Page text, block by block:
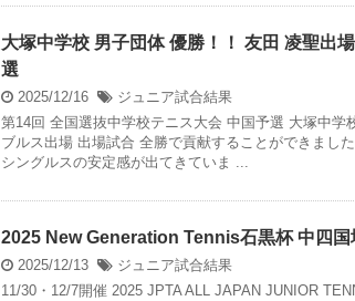
大塚中学校 男子団体 優勝！！ 友田 凌聖出
選
2025/12/16
ジュニア試合結果
第14回 全国選抜中学校テニス大会 中国予選 大塚中学
ブルス出場 出場試合 全勝で貢献することができまし
シングルスの安定感が出てきていま ...
2025 New Generation Tennis石黒杯 中四国
2025/12/13
ジュニア試合結果
11/30・12/7開催 2025 JPTA ALL JAPAN JUNIOR